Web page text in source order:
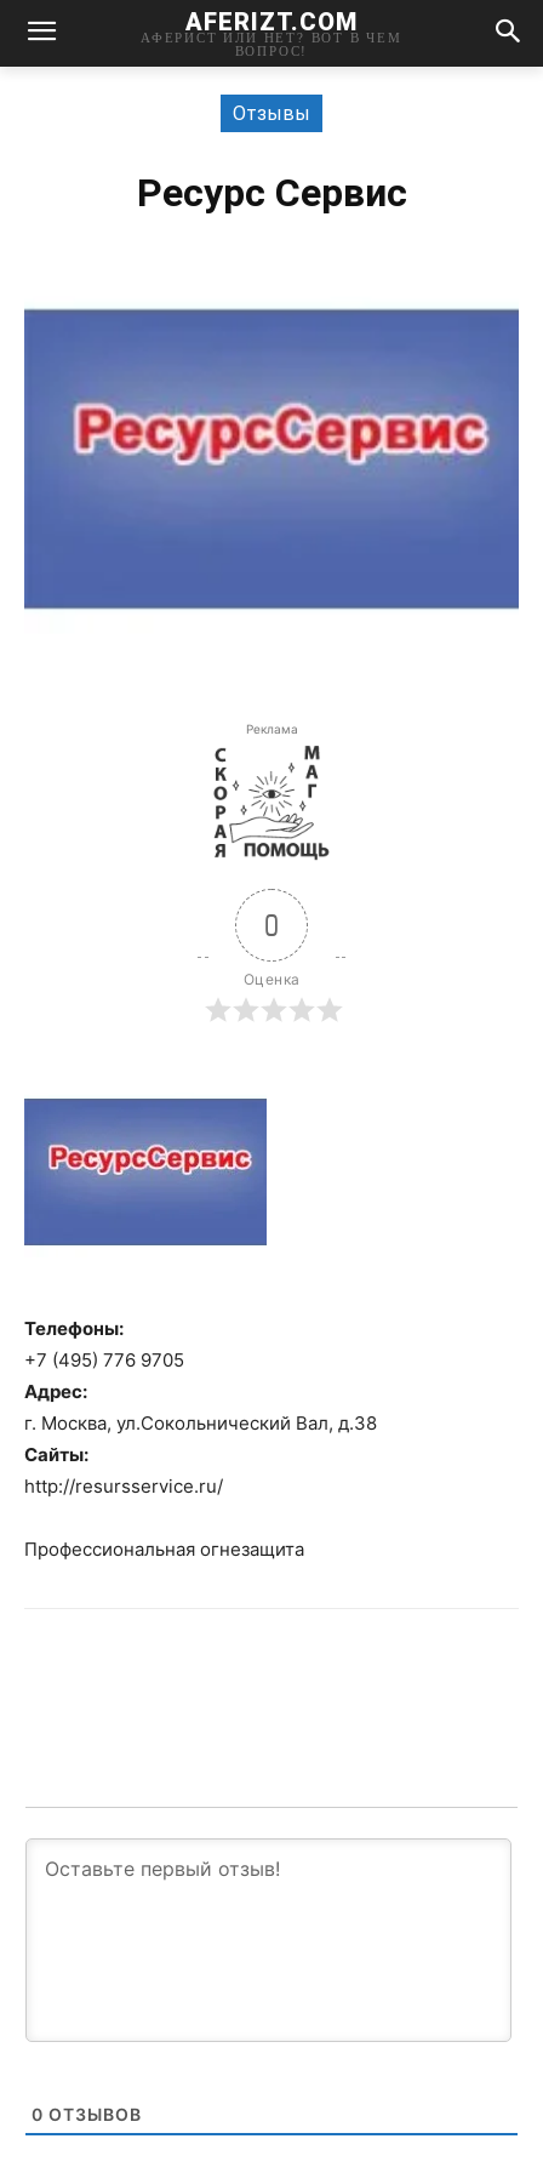
AFERIZT.COM
АФЕРИСТ ИЛИ НЕТ? ВОТ В ЧЕМ
ВОПРОС!
Отзывы
Ресурс Сервис
Реклама
0
Оценка
Телефоны:
+7 (495) 776 9705
Адрес:
г. Москва, ул.Сокольнический Вал, д.38
Сайты:
http://resursservice.ru/
Профессиональная огнезащита
0 ОТЗЫВОВ